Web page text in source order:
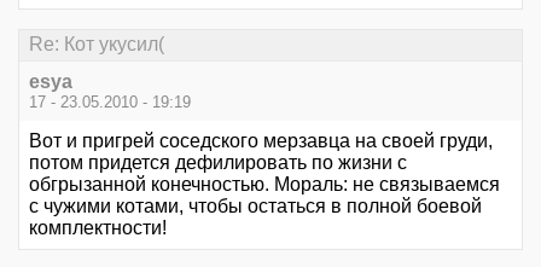
Re: Кот укусил(
esya
17 - 23.05.2010 - 19:19
Вот и пригрей соседского мерзавца на своей груди,
потом придется дефилировать по жизни с
обгрызанной конечностью. Мораль: не связываемся
с чужими котами, чтобы остаться в полной боевой
комплектности!